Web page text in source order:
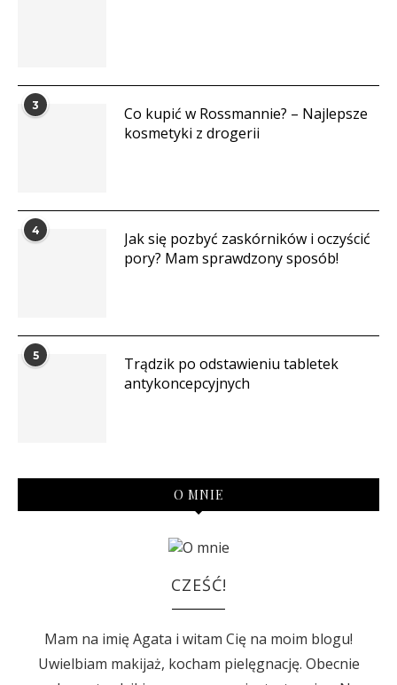
3
Co kupić w Rossmannie? – Najlepsze
kosmetyki z drogerii
4
Jak się pozbyć zaskórników i oczyścić
pory? Mam sprawdzony sposób!
5
Trądzik po odstawieniu tabletek
antykoncepcyjnych
O MNIE
CZEŚĆ!
Mam na imię Agata i witam Cię na moim blogu!
Uwielbiam makijaż, kocham pielęgnację. Obecnie